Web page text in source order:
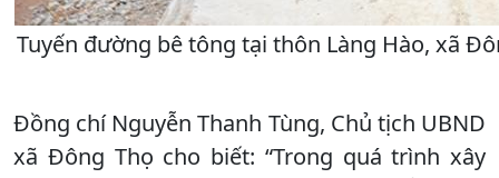
Tuyến đường bê tông tại thôn Làng Hào, xã
Đồng chí Nguyễn Thanh Tùng, Chủ tịch UBND
xã Đông Thọ cho biết: “Trong quá trình xây